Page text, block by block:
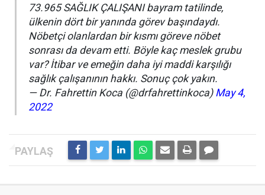
73.965 SAĞLIK ÇALIŞANI bayram tatilinde,
ülkenin dört bir yanında görev başındaydı.
Nöbetçi olanlardan bir kısmı göreve nöbet
sonrası da devam etti. Böyle kaç meslek grubu
var? İtibar ve emeğin daha iyi maddi karşılığı
sağlık çalışanının hakkı. Sonuç çok yakın.
— Dr. Fahrettin Koca (@drfahrettinkoca) May 4,
2022